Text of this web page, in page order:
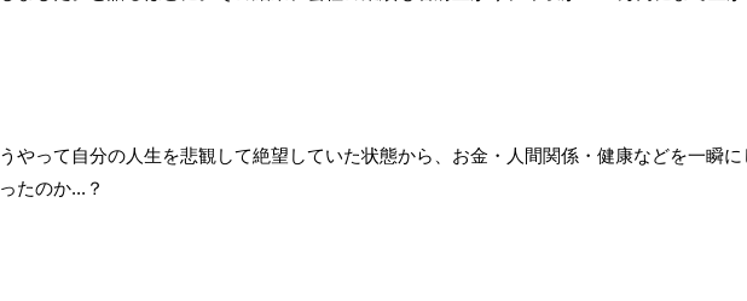
やって自分の人生を悲観して絶望していた状態から、お金・人間関係・健康などを一瞬に
たのか...？